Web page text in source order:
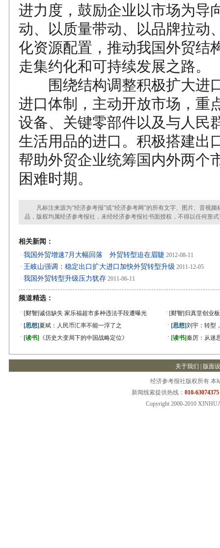
进力度，鼓励企业以市场为导
动、以质量带动、以品牌拉动
化资源配置，推动我国外贸结
走集约化和可持续发展之路。
围绕结构调整积极扩大进
进口体制，主动开放市场，重
设备、关键零部件以及与人民
生活用品的进口。积极搭建出
帮助外贸企业统筹国内外两个
困难时期。
凡标注来源为“经济参考报”或“经济参考网”的所有文字、图片、音视频
品，版权均属经济参考报社，未经经济参考报社书面授权，不得以任何形
相关新闻：
· 我国外贸增速7月大幅回落 外贸转型迫在眉睫 2012-08-11
· 王岐山强调：稳定出口扩大进口加快外贸转型升级 2011-12-05
· 我国外贸转型升级压力犹存 2011-06-11
频道精选：
· [财智]诚信缺失 家乐福超市多种违法手段遭曝光 · [财智] 归真堂创业
· [思想]夏斌：人民币汇率不能一浮了之 · [思想]刘宇：转型
· [读书] 《历史大变局下的中国战略定位》 · [读书]秦厉：从迷
关于我们 版面
经济参考报社版权所有 本
新闻线索提供热线： 010-
Copyright 2000-2010